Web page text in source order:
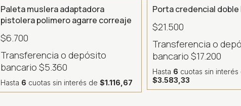
Paleta muslera adaptadora
pistolera polimero agarre correaje
$6.700
Transferencia o depósito
bancario $5.360
Hasta 6 cuotas sin interés de $1.116,67
Porta credencial
$21.500
Transferencia o
bancario $17.200
Hasta 6 cuotas sin interés
$3.583,33